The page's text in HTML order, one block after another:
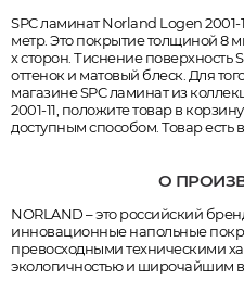
SPC ламинат Norland Logen 2001-
метр. Это покрытие толщиной 8
х сторон. Тиснение поверхность
оттенок и матовый блеск. Для
магазине SPC ламинат из
2001-11, положите товар в
доступным способом. Товар есть
О
NORLAND – это российский
инновационные напольные
превосходными техническими
экологичностью и широчайшим